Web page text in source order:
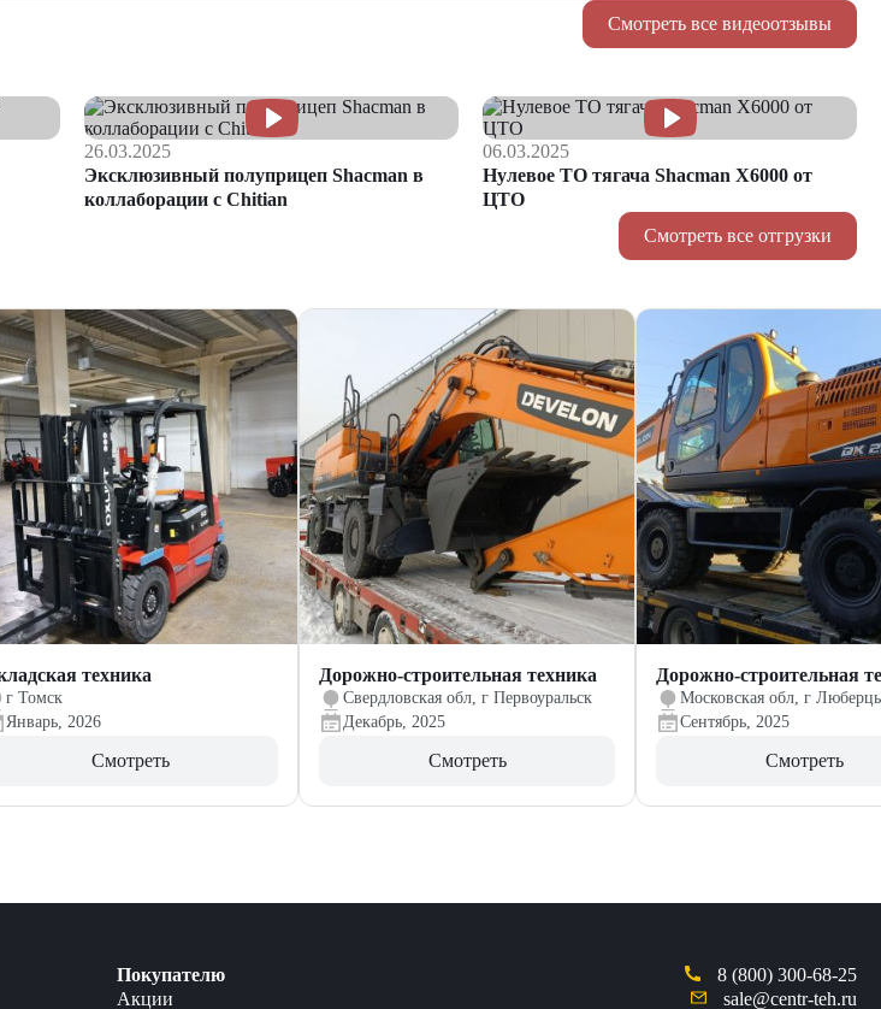
Смотреть все видеоотзывы
26.03.2025
Эксклюзивный полуприцеп Shacman в
коллаборации с Chitian
06.03.2025
Нулевое ТО тягача Shacman Х6000 от
ЦТО
Смотреть все отгрузки
техника
г Томск
Январь, 2026
Смотреть
Дорожно-строительная техника
Свердловская обл, г Первоуральск
Декабрь, 2025
Смотреть
Дорожно-строительная
Московская обл, г
Сентябрь, 2025
Смотреть
Покупателю
Акции
8 (800) 300-68-25
sale@centr-teh.ru